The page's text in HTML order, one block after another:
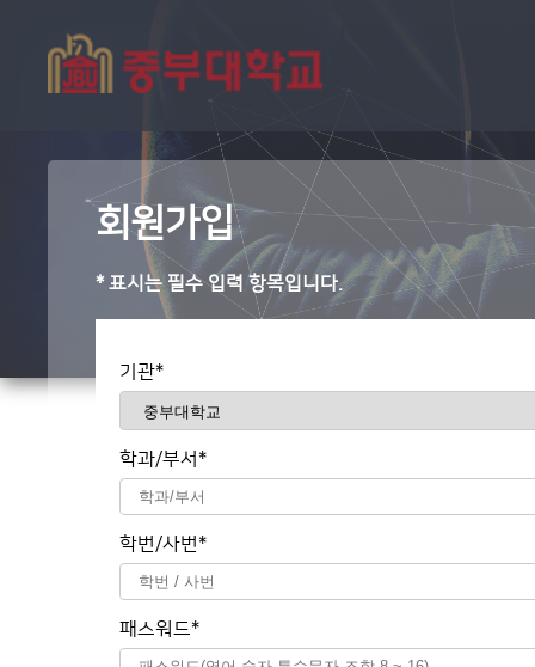
회원가입
* 표시는 필수 입력 항목입니다.
기관*
학과/부서*
학번/사번*
패스워드*